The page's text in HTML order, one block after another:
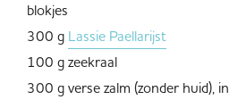
blokjes
300 g Lassie Paellarijst
100 g zeekraal
300 g verse zalm (zonder huid), in